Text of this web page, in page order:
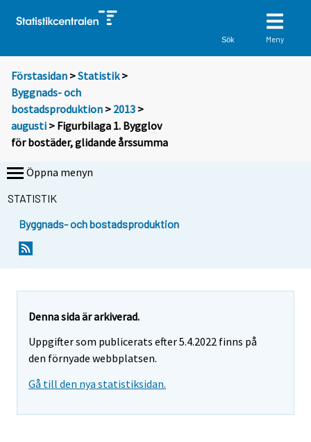
Sök Meny
Förstasidan >Statistik >
Byggnads- och
bostadsproduktion > 2013 >
augusti > Figurbilaga 1. Bygglov
för bostäder, glidande årssumma
Öppna menyn
STATISTIK
Byggnads- och bostadsproduktion
Denna sida är arkiverad.
Uppgifter som publicerats efter 5.4.2022 finns på
den förnyade webbplatsen.
Gå till den nya statistiksidan.